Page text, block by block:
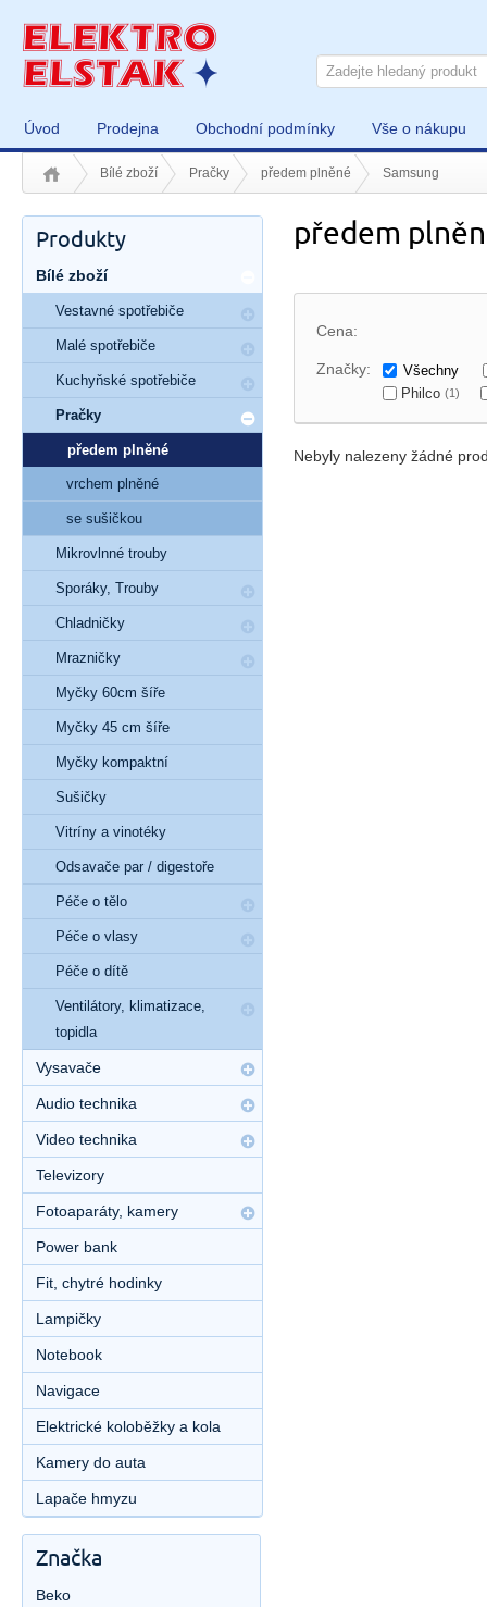
Úvod Prodejna Obchodní podmínky Vše o nákupu
Bílé zboží Pračky předem plněné Samsung
předem
Cena:
Značky:
Všechny
Philco (1)
Nebyly nalezeny žádné
Produkty
Bílé zboží
Vestavné spotřebiče
Malé spotřebiče
Kuchyňské spotřebiče
Pračky
předem plněné
vrchem plněné
se sušičkou
Mikrovlnné trouby
Sporáky, Trouby
Chladničky
Mrazničky
Myčky 60cm šíře
Myčky 45 cm šíře
Myčky kompaktní
Sušičky
Vitríny a vinotéky
Odsavače par / digestoře
Péče o tělo
Péče o vlasy
Péče o dítě
Ventilátory, klimatizace,
topidla
Vysavače
Audio technika
Video technika
Televizory
Fotoaparáty, kamery
Power bank
Fit, chytré hodinky
Lampičky
Notebook
Navigace
Elektrické koloběžky a kola
Kamery do auta
Lapače hmyzu
Značka
Beko